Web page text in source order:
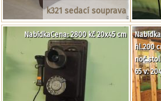
k321 sedací souprava
NabídkaCena: 2800 kč 20x45 cm
hl.200
65 v.